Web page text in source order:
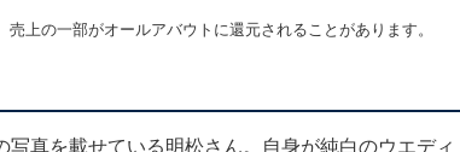
上の一部がオールアバウトに還元されることがあります。
真を載せている明松さん。自身が純白のウエディ